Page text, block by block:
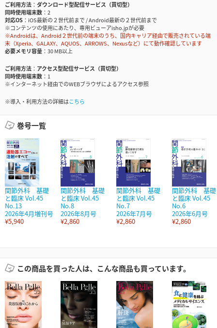
ご利用方法
ダウンロード型配信サービス（買切型）
同時使用端末数
2
対応OS
iOS最新の２世代前まで / Android最新の２世代前まで
※コンテンツの使用にあたり、専用ビューアisho.jpが必要
※Androidは、Android２世代前の端末のうち、国内キャリア経由で販売されている端
末（Xperia、GALAXY、AQUOS、ARROWS、Nexusなど）にて動作確認しています
必要メモリ容量
30 MB以上
ご利用方法
アクセス型配信サービス（買切型）
同時使用端末数
1
※インターネット経由でのWEBブラウザによるアクセス参照
※導入・利用方法の詳細はこちら
巻号一覧
関節外科 基礎
と臨床 Vol.45
No.13
2026年4月増刊号
¥5,940
関節外科 基礎
と臨床 Vol.45
No.8
2026年8月号
¥2,860
関節外科 基礎
と臨床 Vol.45
No.7
2026年7月号
¥2,860
関節外科 基礎
と臨床 Vol.45
No.6
2026年6月号
¥2,860
この商品を買った人は、こんな商品も買っています。